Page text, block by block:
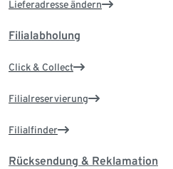
Lieferadresse ändern
Filialabholung
Click & Collect
Filialreservierung
Filialfinder
Rücksendung & Reklamation